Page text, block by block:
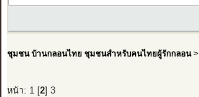
ชุมชน บ้านกลอนไทย ชุมชนสำหรับคนไทยผู้รักกลอน>
หน้า: 1[ 2] 3